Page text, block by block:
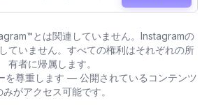
とは関連していません。Instagramの
ていません。すべての権利はそれぞれの所
有者に帰属します。
を尊重します — 公開されているコンテンツ
みがアクセス可能です。